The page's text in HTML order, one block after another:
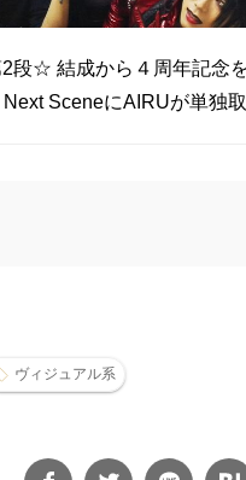
2段☆ 結成から４周年記念
SceneにAIRUが単独取
ヴィジュアル系